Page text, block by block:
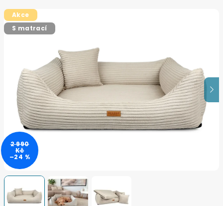
produktu
je
0,0
hvězdiček.
Akce
S matrací
2 990
Kč
–24 %